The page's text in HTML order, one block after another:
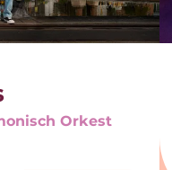
Orkest